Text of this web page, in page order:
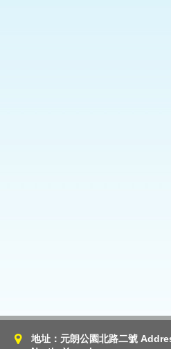
地址：元朗公園北路二號